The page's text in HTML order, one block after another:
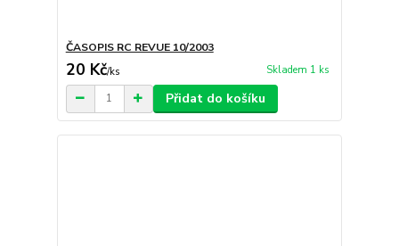
ČASOPIS RC REVUE 10/2003
20 Kč/ks Skladem 1 ks
Přidat do košíku